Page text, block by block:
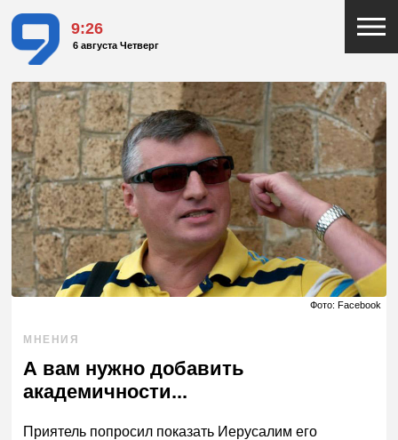
9:26
6 августа Четверг
Фото: Facebook
МНЕНИЯ
А вам нужно добавить
академичности...
Приятель попросил показать Иерусалим его